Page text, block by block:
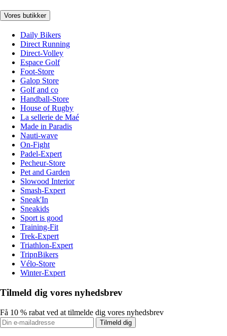
Vores butikker
Daily Bikers
Direct Running
Direct-Volley
Espace Golf
Foot-Store
Galop Store
Golf and co
Handball-Store
House of Rugby
La sellerie de Maé
Made in Paradis
Nauti-wave
On-Fight
Padel-Expert
Pecheur-Store
Pet and Garden
Slowood Interior
Smash-Expert
Sneak'In
Sneakids
Sport is good
Training-Fit
Trek-Expert
Triathlon-Expert
TripnBikers
Vélo-Store
Winter-Expert
Tilmeld dig vores nyhedsbrev
Få 10 % rabat ved at tilmelde dig vores nyhedsbrev
Tilmeld dig